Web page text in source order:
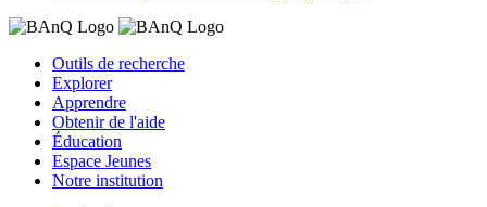
Outils de recherche
Explorer
Apprendre
Obtenir de l'aide
Éducation
Espace Jeunes
Notre institution